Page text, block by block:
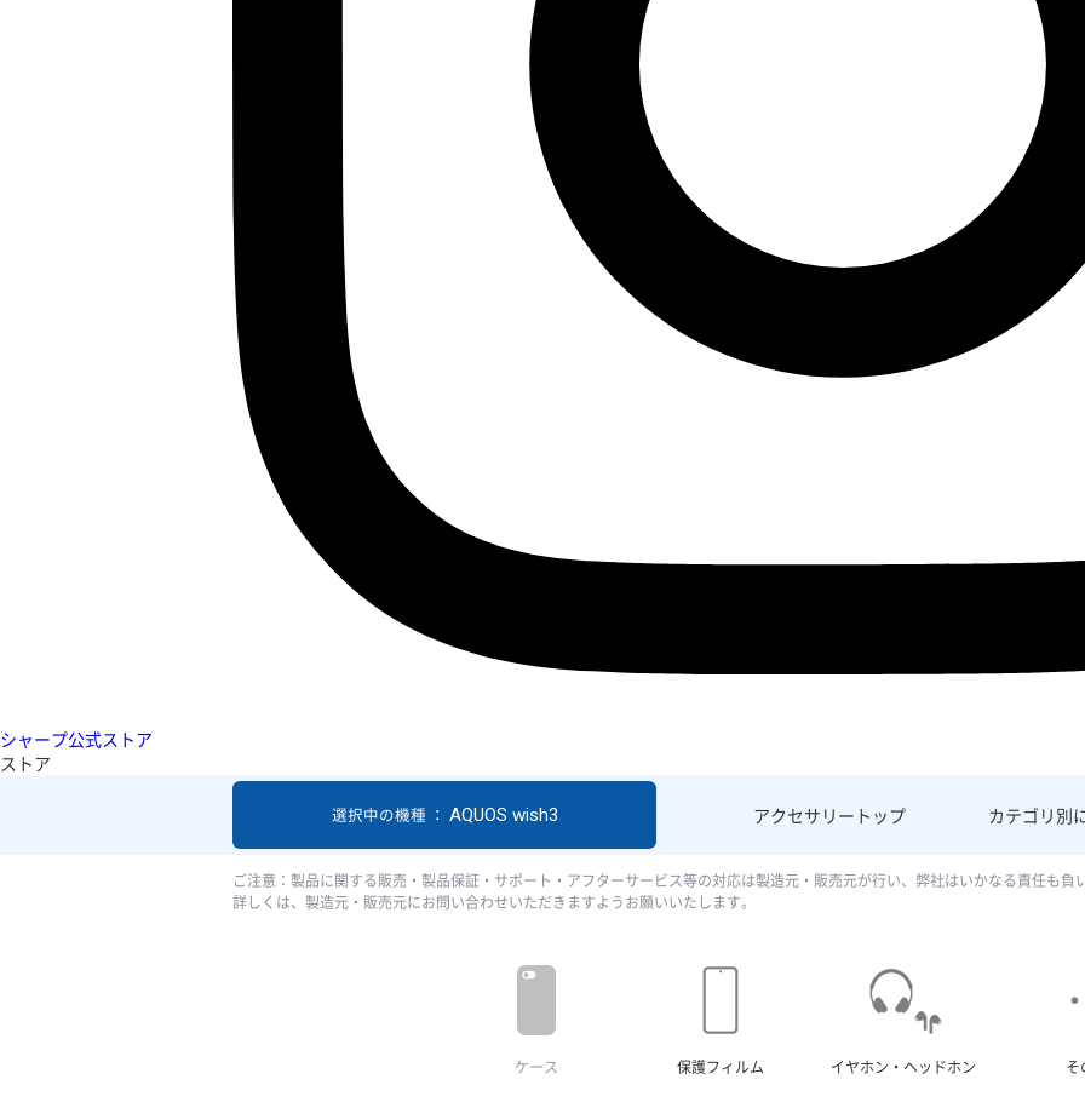
シャープ公式ストア
ストア
アクセサリー トップ カテゴリ別
選択中の機種 ： AQUOS wish3
ご注意：製品に関する販売・製品保証・サポート・アフターサービス等の対応は製造元・販売元が行い、弊社はいかなる責任も負
詳しくは、製造元・販売元にお問い合わせいただきますようお願いいたします。
ケース 保護フィルム イヤホン・ヘッドホン そ